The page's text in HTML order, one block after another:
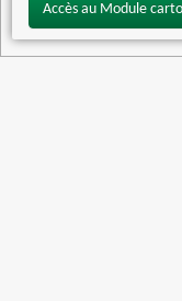
Accès au Module